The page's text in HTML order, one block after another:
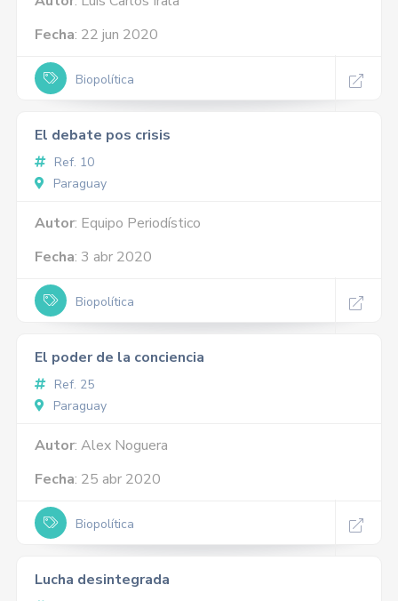
Fecha: 22 jun 2020
Biopolítica
El debate pos crisis
Ref. 10
Paraguay
Autor: Equipo Periodístico
Fecha: 3 abr 2020
Biopolítica
El poder de la conciencia
Ref. 25
Paraguay
Autor: Alex Noguera
Fecha: 25 abr 2020
Biopolítica
Lucha desintegrada